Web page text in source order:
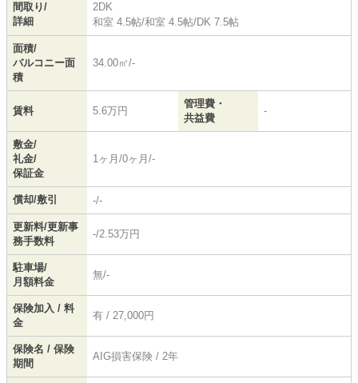
間取り/
詳細
2DK
和室 4.5帖/和室 4.5帖/DK 7.5帖
面積/
バルコニー面
積
34.00㎡/-
賃料 5.6万円
管理費・
共益費
-
敷金/
礼金/
保証金
1ヶ月/0ヶ月/-
償却/敷引 -/-
更新料/更新事
務手数料
-/2.53万円
駐車場/
月額料金
無/-
保険加入 / 料
金
有 / 27,000円
保険名 / 保険
期間
AIG損害保険 / 2年